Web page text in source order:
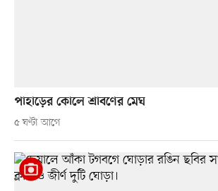
পাহাড়ের কোলে শ্রাবণের মেঘ
৫ ঘণ্টা আগে